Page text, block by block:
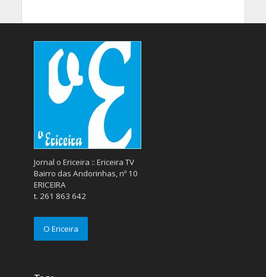
Jornal o Ericeira :: Ericeira TV
Bairro das Andorinhas, nº 10
ERICEIRA
t. 261 863 642
O Ericeira